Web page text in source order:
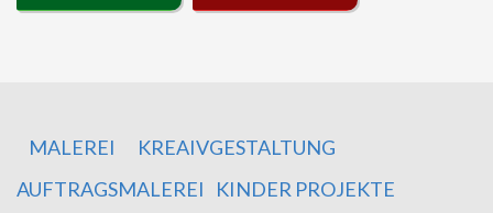
MALEREI
KREAIVGESTALTUNG
AUFTRAGSMALEREI
KINDER PROJEKTE